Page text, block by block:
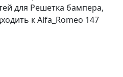
для Решетка бампера,
к Alfa_Romeo 147